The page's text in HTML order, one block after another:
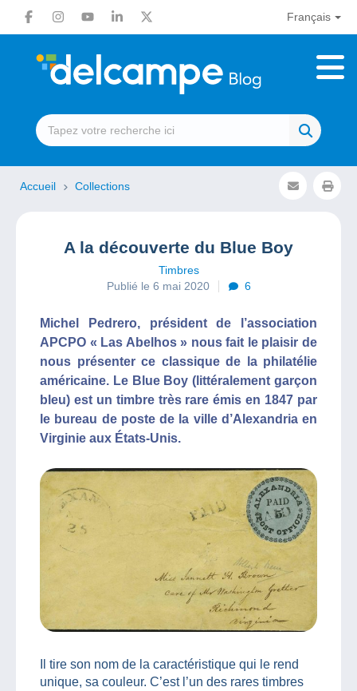
Français
Accueil Collections
A la découverte du Blue Boy
Timbres
Publié le 6 mai 2020
6
Michel Pedrero, président de l’association
APCPO « Las Abelhos » nous fait le plaisir de
nous présenter ce classique de la philatélie
américaine. Le Blue Boy (littéralement garçon
bleu) est un timbre très rare émis en 1847 par
le bureau de poste de la ville d’Alexandria en
Virginie aux États-Unis.
Il tire son nom de la caractéristique qui le rend
unique, sa couleur. C’est l’un des rares timbres